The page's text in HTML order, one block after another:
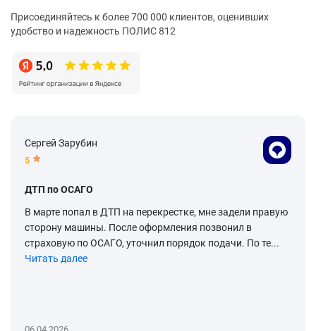
Присоединяйтесь к более 700 000 клиентов, оценивших
удобство и надежность ПОЛИС 812
Сергей Зарубин
5
ДТП по ОСАГО
В марте попал в ДТП на перекрестке, мне задели правую
сторону машины. После оформления позвонил в
страховую по ОСАГО, уточнил порядок подачи. По те...
Читать далее